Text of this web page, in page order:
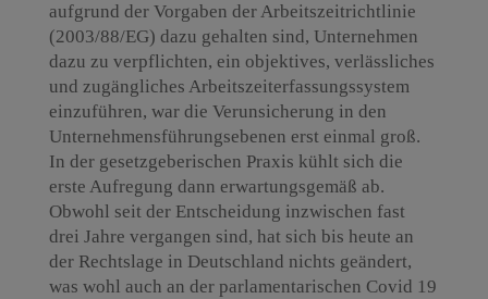
aufgrund der Vorgaben der Arbeitszeitrichtlinie
(2003/88/EG) dazu gehalten sind, Unternehmen
dazu zu verpflichten, ein objektives, verlässliches
und zugängliches Arbeitszeiterfassungssystem
einzuführen, war die Verunsicherung in den
Unternehmensführungsebenen erst einmal groß.
In der gesetzgeberischen Praxis kühlt sich die
erste Aufregung dann erwartungsgemäß ab.
Obwohl seit der Entscheidung inzwischen fast
drei Jahre vergangen sind, hat sich bis heute an
der Rechtslage in Deutschland nichts geändert,
was wohl auch an der parlamentarischen Covid 19